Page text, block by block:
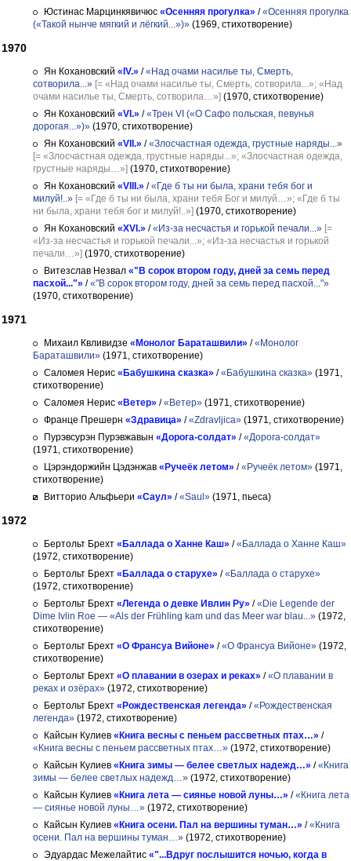
Юстинас Марцинкявичюс «Осенняя прогулка» /«Осенняя прогулка
(«Такой нынче мягкий и лёгкий...»)» (1969, стихотворение)
1970
Ян Кохановский «IV.» /«Над очами насилье ты, Смерть,
сотворила...» [= «Над очами насилье ты, Смерть, сотворила...»; «Над
очами насилье ты, Смерть, сотворила…»] (1970, стихотворение)
Ян Кохановский «VI.» /«Трен VI («О Сафо польская, певунья
дорогая...»)» (1970, стихотворение)
Ян Кохановский «VII.» /«Злосчастная одежда, грустные наряды...»
[= «Злосчастная одежда, грустные наряды...»; «Злосчастная одежда,
грустные наряды…»] (1970, стихотворение)
Ян Кохановский «VIII.» /«Где б ты ни была, храни тебя бог и
милуй!..» [= «Где б ты ни была, храни тебя Бог и милуй…»; «Где б ты
ни была, храни тебя бог и милуй!..»] (1970, стихотворение)
Ян Кохановский «XVI.» /«Из-за несчастья и горькой печали...» [=
«Из-за несчастья и горькой печали...»; «Из-за несчастья и горькой
печали…»] (1970, стихотворение)
Витезслав Незвал «"В сорок втором году, дней за семь перед
пасхой..."» /«"В сорок втором году, дней за семь перед пасхой..."»
(1970, стихотворение)
1971
Михаил Квливидзе «Монолог Бараташвили» /«Монолог
Бараташвили» (1971, стихотворение)
Саломея Нерис «Бабушкина сказка» /«Бабушкина сказка» (1971,
стихотворение)
Саломея Нерис «Ветер» /«Ветер» (1971, стихотворение)
Франце Прешерн «Здравица» /«Zdravljica» (1971, стихотворение)
Пурэвсурэн Пурэвжавын «Дорога-солдат» /«Дорога-солдат»
(1971, стихотворение)
Цэрэндоржийн Цэдэнжав «Ручеёк летом» /«Ручеёк летом» (1971,
стихотворение)
Витторио Альфьери «Саул» /«Saul» (1971, пьеса)
1972
Бертольт Брехт «Баллада о Ханне Каш» /«Баллада о Ханне Каш»
(1972, стихотворение)
Бертольт Брехт «Баллада о старухе» /«Баллада о старухе»
(1972, стихотворение)
Бертольт Брехт «Легенда о девке Ивлин Ру» /«Die Legende der
Dime Ivlin Roe — «Als der Frühling kam und das Meer war blau...» (1972,
стихотворение)
Бертольт Брехт «О Франсуа Вийоне» /«О Франсуа Вийоне» (1972,
стихотворение)
Бертольт Брехт «О плавании в озерах и реках» /«О плавании в
реках и озёрах» (1972, стихотворение)
Бертольт Брехт «Рождественская легенда» /«Рождественская
легенда» (1972, стихотворение)
Кайсын Кулиев «Книга весны с пеньем рассветных птах…» /
«Книга весны с пеньем рассветных птах…» (1972, стихотворение)
Кайсын Кулиев «Книга зимы — белее светлых надежд…» /«Книга
зимы — белее светлых надежд…» (1972, стихотворение)
Кайсын Кулиев «Книга лета — сиянье новой луны…» /«Книга лета
— сиянье новой луны…» (1972, стихотворение)
Кайсын Кулиев «Книга осени. Пал на вершины туман…» /«Книга
осени. Пал на вершины туман…» (1972, стихотворение)
Эдуардас Межелайтис «"...Вдруг послышится ночью, когда в